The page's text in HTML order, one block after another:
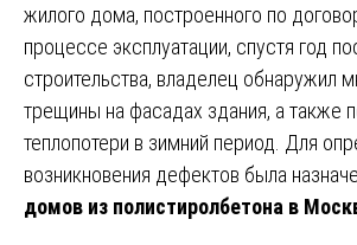
жилого дома, построенного по
процессе эксплуатации, спустя год
строительства, владелец обнаружил
трещины на фасадах здания, а также
теплопотери в зимний период. Для
возникновения дефектов была
домов из полистиролбетона в